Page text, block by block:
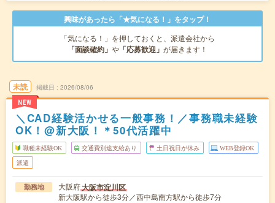
興味があったら「★気になる！」をタップ！
「気になる！」を押しておくと、派遣会社から
「面談確約」 や 「応募歓迎」 が届きます！
未読
NEW
掲載日 2026/08/06
＼CAD経験活かせる一般事務！／事務職未経験
OK！@新大阪！＊50代活躍中
職種未経験OK 交通費別途支給あり 土日祝日が休み WEB登録OK
派遣
勤務地 大阪府大阪市淀川区
新大阪駅から徒歩3分／西中島南方駅から徒歩7分